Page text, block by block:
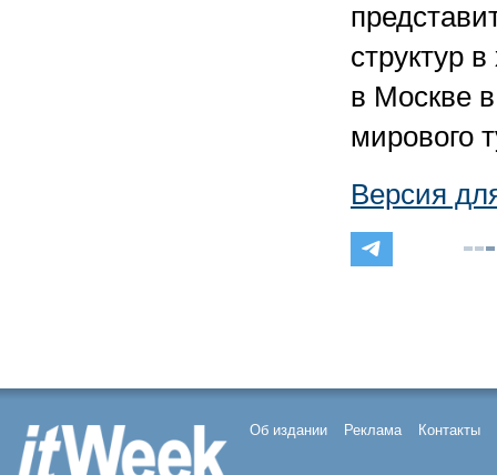
структур
в Москве
мирового
Версия
Об издании Реклама Контакты